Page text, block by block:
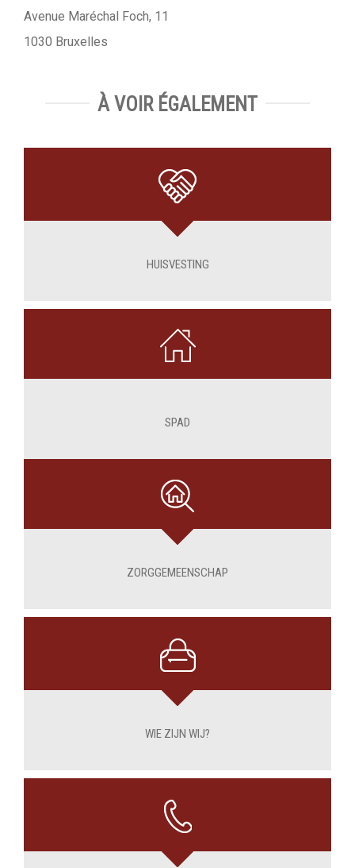
Avenue Maréchal Foch, 11
1030 Bruxelles
À VOIR ÉGALEMENT
HUISVESTING
SPAD
ZORGGEMEENSCHAP
WIE ZIJN WIJ?